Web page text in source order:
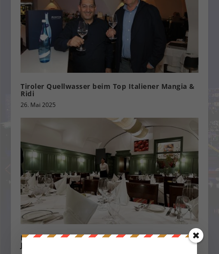
Tiroler Quellwasser beim Top Italiener Mangia &
Ridi
26. Mai 2025
Das Schnattl – Exklusivität im Herzen der
Josefstadt